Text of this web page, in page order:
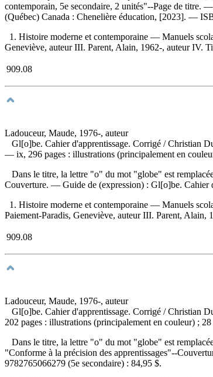
contemporain, 5e secondaire, 2 unités"--Page de
(Québec) Canada : Chenelière éducation, [2023]. —
1. Histoire moderne et contemporaine — Manuels
Geneviève, auteur III. Parent, Alain, 1962-, auteur IV.
909.08
Ladouceur, Maude, 1976-, auteur
Gl[o]be. Cahier d'apprentissage. Corrigé / Christian
— ix, 296 pages : illustrations (principalement en
Dans le titre, la lettre "o" du mot "globe" est
Couverture. — Guide de (expression) : Gl[o]be. Cahier
1. Histoire moderne et contemporaine — Manuels
Paiement-Paradis, Geneviève, auteur III. Parent,
909.08
Ladouceur, Maude, 1976-, auteur
Gl[o]be. Cahier d'apprentissage. Corrigé / Christian
202 pages : illustrations (principalement en couleur) ; 28
Dans le titre, la lettre "o" du mot "globe" est
"Conforme à la précision des apprentissages"--
9782765066279 (5e secondaire) : 84,95 $.